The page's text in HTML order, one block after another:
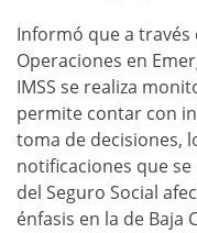
Informó que a
Operaciones en
IMSS se realiza
permite contar con
toma de decisiones,
notificaciones que
del Seguro Social
énfasis en la de Baja